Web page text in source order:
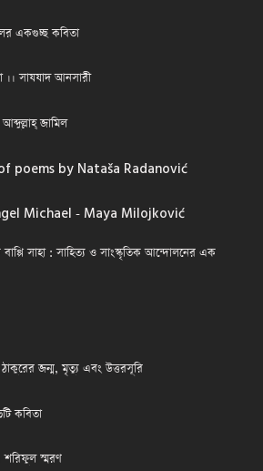
একগুচ্ছ কবিতা
।। সাযযাদ আনসারী
জামিল
poems by Nataša Radanović
Michael - Maya Milojković
সাহা : সাহিত্য ও সাংস্কৃতিক আন্দোলনের এক
ঠাকুরের জন্ম, মৃত্যু এবং উত্তরসূরি
কবিতা
শরিফুল স্মরণ